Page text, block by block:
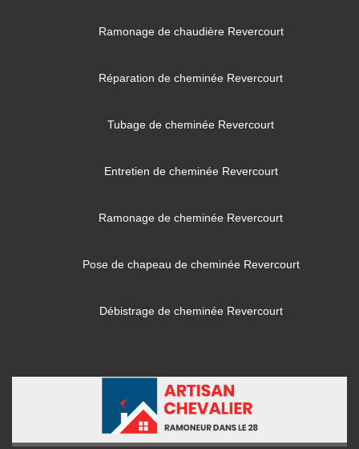
Ramonage de chaudière Revercourt
Réparation de cheminée Revercourt
Tubage de cheminée Revercourt
Entretien de cheminée Revercourt
Ramonage de cheminée Revercourt
Pose de chapeau de cheminée Revercourt
Débistrage de cheminée Revercourt